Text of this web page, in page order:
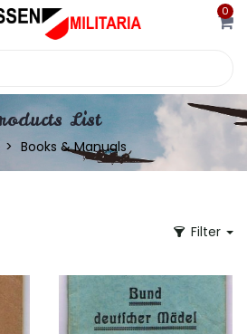
0
List
Books & Manuals
Filter